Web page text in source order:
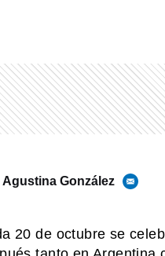
Agustina González
20 de octubre se